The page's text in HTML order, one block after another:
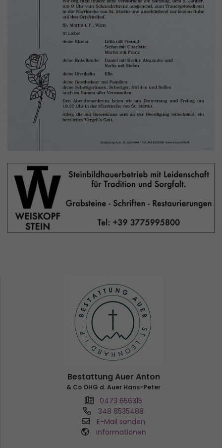
Bestattung Auer Anton
& Co OHG d. Auer Hans-Peter
0473 656315
348 8535488
E-Mail senden
Informationen